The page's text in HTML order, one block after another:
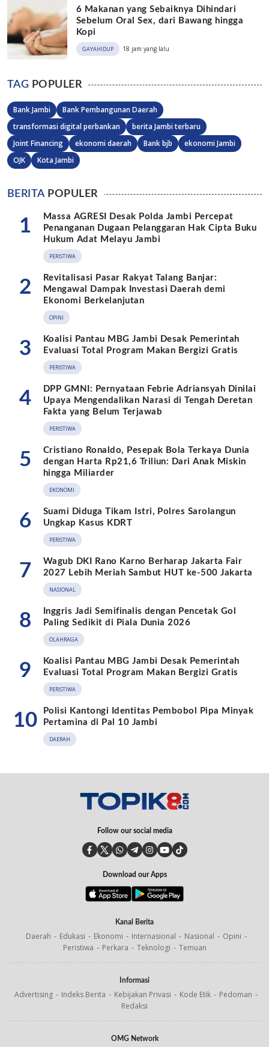
6 Makanan yang Sebaiknya Dihindari
Sebelum Oral Sex, dari Bawang hingga
Kopi
GAYAHIDUP 18 jam yang lalu
TAG POPULER
Bank Jambi
Bank Pembangunan Daerah
transformasi digital perbankan
berita Jambi terbaru
Joint Financing
ekonomi daerah Bank bjb
ekonomi Jambi
OJK
Kota Jambi
BERITAPOPULER
1
Massa AGRESI Desak Polda Jambi Percepat
Penanganan Dugaan Pelanggaran Hak Cipta Buku
Hukum Adat Melayu Jambi
PERISTIWA
2
Revitalisasi Pasar Rakyat Talang Banjar:
Mengawal Dampak Investasi Daerah demi
Ekonomi Berkelanjutan
OPINI
3
Koalisi Pantau MBG Jambi Desak Pemerintah
Evaluasi Total Program Makan Bergizi Gratis
PERISTIWA
4
DPP GMNI: Pernyataan Febrie Adriansyah Dinilai
Upaya Mengendalikan Narasi di Tengah Deretan
Fakta yang Belum Terjawab
PERISTIWA
5
Cristiano Ronaldo, Pesepak Bola Terkaya Dunia
dengan Harta Rp21,6 Triliun: Dari Anak Miskin
hingga Miliarder
EKONOMI
6
Suami Diduga Tikam Istri, Polres Sarolangun
Ungkap Kasus KDRT
PERISTIWA
7
Wagub DKI Rano Karno Berharap Jakarta Fair
2027 Lebih Meriah Sambut HUT ke-500 Jakarta
NASIONAL
8
Inggris Jadi Semifinalis dengan Pencetak Gol
Paling Sedikit di Piala Dunia 2026
OLAHRAGA
9
Koalisi Pantau MBG Jambi Desak Pemerintah
Evaluasi Total Program Makan Bergizi Gratis
PERISTIWA
10
Polisi Kantongi Identitas Pembobol Pipa Minyak
Pertamina di Pal 10 Jambi
DAERAH
Follow our social media
Download our Apps
Kanal Berita
Daerah Edukasi Ekonomi Internasional Nasional
Opini
Peristiwa
Perkara Teknologi Temuan
Informasi
Advertising Indeks Berita Kebijakan Privasi Kode Etik
Pedoman
Redaksi
OMG Network